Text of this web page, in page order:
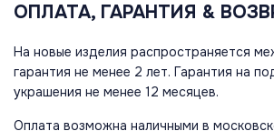
ОПЛАТА, ГАРАНТИЯ &
На новые изделия распространяется
гарантия не менее 2 лет. Гарантия на
украшения не менее 12 месяцев.
Оплата возможна наличными в